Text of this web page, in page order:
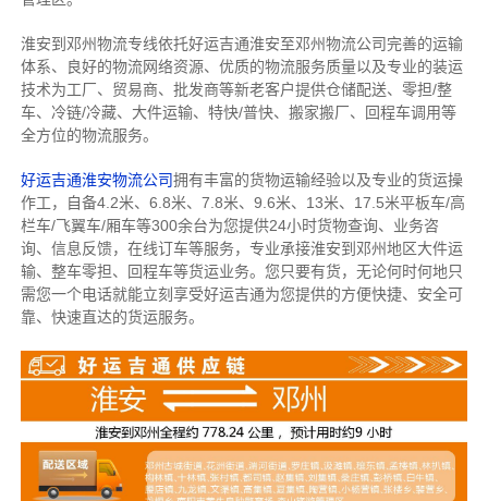
淮安到邓州物流专线依托好运吉通淮安至邓州物流公司完善的运输
体系、良好的物流网络资源、优质的物流服务质量以及专业的装运
技术为工厂、贸易商、批发商等新老客户提供仓储配送、零担/整
车、冷链/冷藏、大件运输、特快/普快、搬家搬厂、回程车调用等
全方位的物流服务。
好运吉通淮安物流公司拥有丰富的货物运输经验以及专业的货运操
作工，自备4.2米、6.8米、7.8米、9.6米、13米、17.5米平板车/高
栏车/飞翼车/厢车等300余台为您提供24小时货物查询、业务咨
询、信息反馈，在线订车等服务， 专业承接淮安到邓州地区大件运
输、整车零担、回程车等货运业务。 您只要有货，无论何时何地只
需您一个电话就能立刻享受好运吉通为您提供的方便快捷、安全可
靠、快速直达的货运服务。